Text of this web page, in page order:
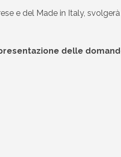
e del Made in Italy, svolgerà
delle